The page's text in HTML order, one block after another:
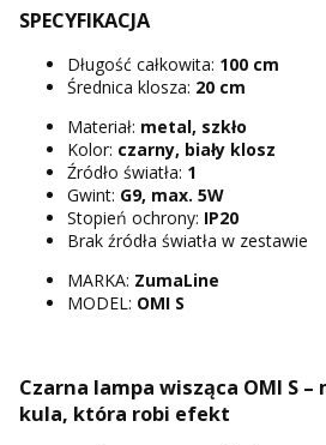
SPECYFIKACJA
Długość całkowita: 100 cm
Średnica klosza: 20 cm
Materiał: metal, szkło
Kolor: czarny, biały klosz
Źródło światła: 1
Gwint: G9, max. 5W
Stopień ochrony: IP20
Brak źródła światła w zestawie
MARKA: ZumaLine
MODEL: OMI S
Czarna lampa wisząca OMI S
kula, która robi efekt